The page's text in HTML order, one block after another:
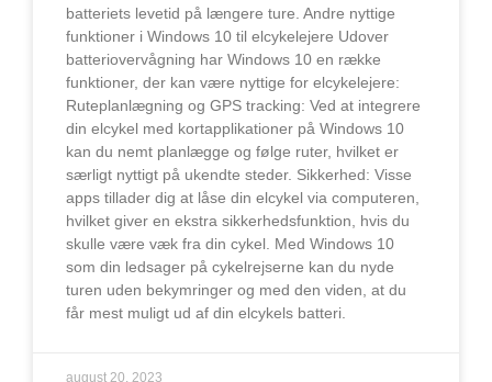
batteriets levetid på længere ture. Andre nyttige
funktioner i Windows 10 til elcykelejere Udover
batteriovervågning har Windows 10 en række
funktioner, der kan være nyttige for elcykelejere:
Ruteplanlægning og GPS tracking: Ved at integrere
din elcykel med kortapplikationer på Windows 10
kan du nemt planlægge og følge ruter, hvilket er
særligt nyttigt på ukendte steder. Sikkerhed: Visse
apps tillader dig at låse din elcykel via computeren,
hvilket giver en ekstra sikkerhedsfunktion, hvis du
skulle være væk fra din cykel. Med Windows 10
som din ledsager på cykelrejserne kan du nyde
turen uden bekymringer og med den viden, at du
får mest muligt ud af din elcykels batteri.
august 20, 2023